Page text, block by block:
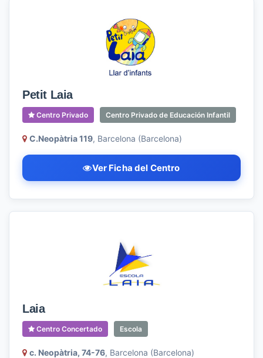
Petit Laia
Centro Privado Centro Privado de Educación Infantil
C.Neopàtria 119, Barcelona (Barcelona)
Ver Ficha del Centro
Laia
Centro Concertado Escola
c. Neopàtria, 74-76, Barcelona (Barcelona)